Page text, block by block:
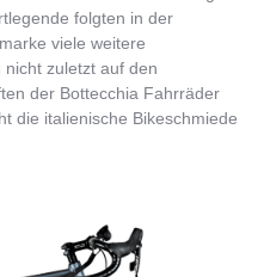
folgten in der
viele weitere
zuletzt auf den
der Bottecchia Fahrräder
die italienische Bikeschmiede